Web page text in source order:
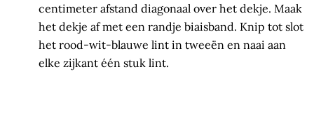
centimeter afstand diagonaal over het dekje. Maak
het dekje af met een randje biaisband. Knip tot slot
het rood-wit-blauwe lint in tweeën en naai aan
elke zijkant één stuk lint.